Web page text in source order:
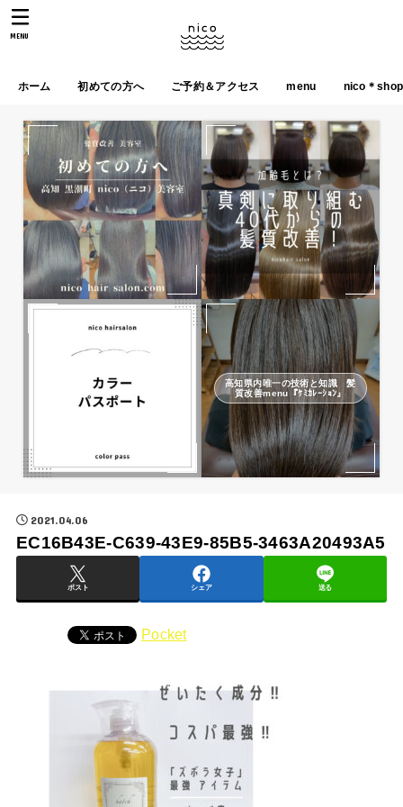
ホーム 初めての方へ ご予約＆アクセス menu nico＊shop
MENU
高知県内唯一の技術と知識 髪
質改善menu『ｹﾐｶﾚｰｼｮﾝ』
2021.04.06
EC16B43E-C639-43E9-85B5-3463A20493A5
ポスト シェア 送る
Pocket